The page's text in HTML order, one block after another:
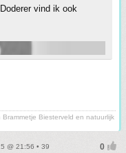
vind ik ook
Biesterveld en natuurlijk
@ 21:56 • 39